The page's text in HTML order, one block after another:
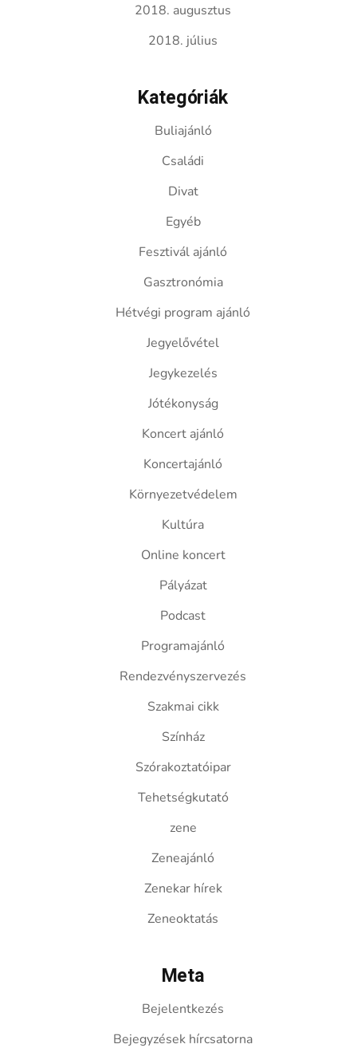
2018. augusztus
2018. július
Kategóriák
Buliajánló
Családi
Divat
Egyéb
Fesztivál ajánló
Gasztronómia
Hétvégi program ajánló
Jegyelővétel
Jegykezelés
Jótékonyság
Koncert ajánló
Koncertajánló
Környezetvédelem
Kultúra
Online koncert
Pályázat
Podcast
Programajánló
Rendezvényszervezés
Szakmai cikk
Színház
Szórakoztatóipar
Tehetségkutató
zene
Zeneajánló
Zenekar hírek
Zeneoktatás
Meta
Bejelentkezés
Bejegyzések hírcsatorna